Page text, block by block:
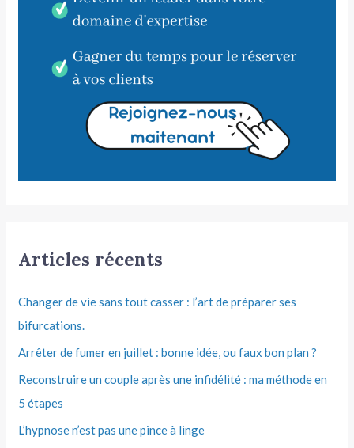
Articles récents
Changer de vie sans tout casser : l’art de préparer ses
bifurcations.
Arrêter de fumer en juillet : bonne idée, ou faux bon plan ?
Reconstruire un couple après une infidélité : ma méthode en
5 étapes
L’hypnose n’est pas une pince à linge